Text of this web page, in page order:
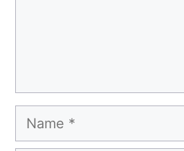
Name